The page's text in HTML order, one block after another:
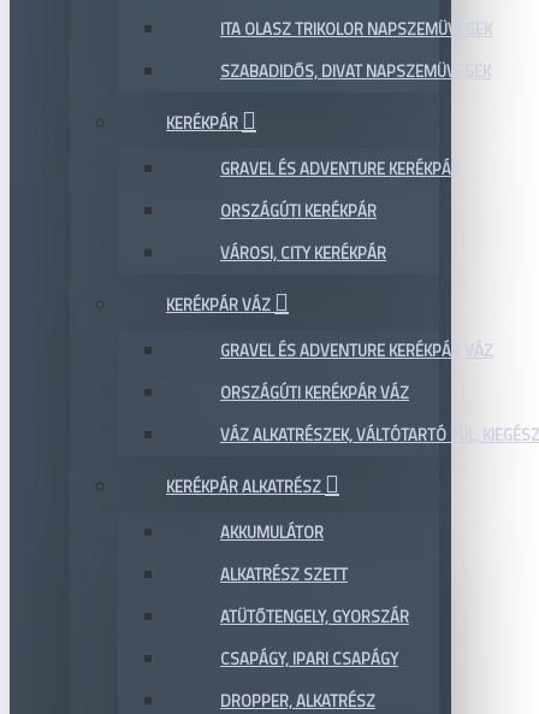
ITA OLASZ TRIKOLOR NAPSZEMÜVEGEK
SZABADIDŐS, DIVAT NAPSZEMÜVEGEK
KERÉKPÁR
GRAVEL ÉS ADVENTURE KERÉKPÁR
ORSZÁGÚTI KERÉKPÁR
VÁROSI, CITY KERÉKPÁR
KERÉKPÁR VÁZ
GRAVEL ÉS ADVENTURE KERÉKPÁR VÁZ
ORSZÁGÚTI KERÉKPÁR VÁZ
VÁZ ALKATRÉSZEK, VÁLTÓTARTÓ FÜL,
KERÉKPÁR ALKATRÉSZ
AKKUMULÁTOR
ALKATRÉSZ SZETT
ATÜTŐTENGELY, GYORSZÁR
CSAPÁGY, IPARI CSAPÁGY
DROPPER, ALKATRÉSZ